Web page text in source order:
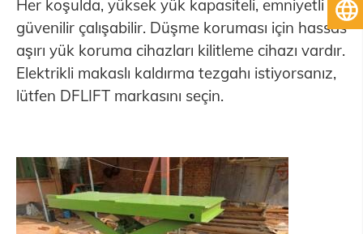
Her koşulda, yüksek yük kapasiteli, emniyetli ve
güvenilir çalışabilir. Düşme koruması için hassas
aşırı yük koruma cihazları kilitleme cihazı vardır.
Elektrikli makaslı kaldırma tezgahı istiyorsanız,
lütfen DFLIFT markasını seçin.